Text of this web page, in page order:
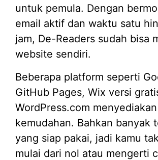
untuk pemula. Dengan
email aktif dan waktu satu
jam, De-Readers sudah bisa
website sendiri.
Beberapa platform seperti
GitHub Pages, Wix versi
WordPress.com
kemudahan. Bahkan banyak
yang siap pakai, jadi kamu
mulai dari nol atau mengerti